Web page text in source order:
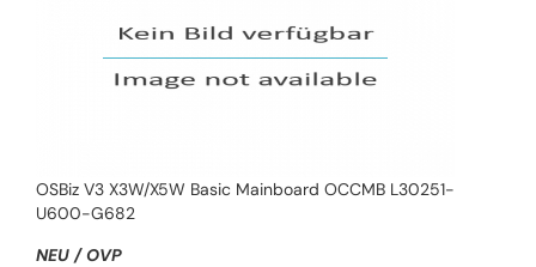
OSBiz V3 X3W/X5W Basic Mainboard OCCMB L30251-
U600-G682
NEU / OVP